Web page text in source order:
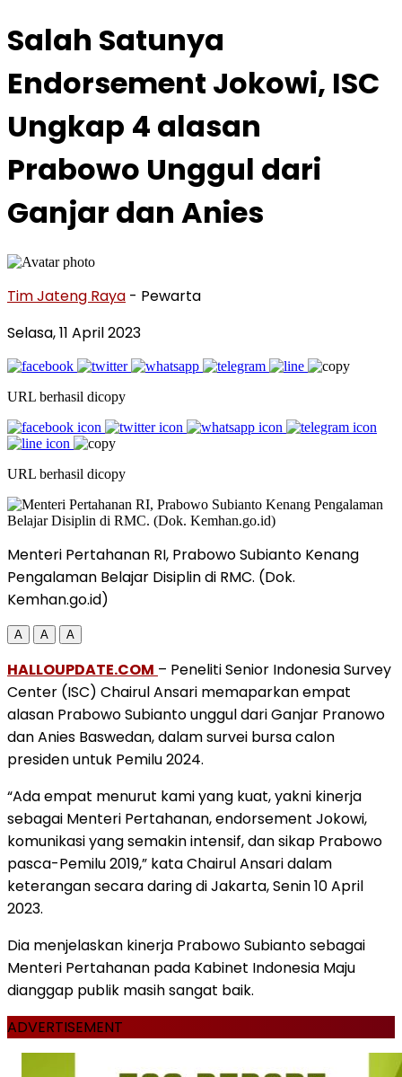
Salah Satunya
Endorsement Jokowi, ISC
Ungkap 4 alasan
Prabowo Unggul dari
Ganjar dan Anies
Tim Jateng Raya - Pewarta
Selasa, 11 April 2023
URL berhasil dicopy
URL berhasil dicopy
Menteri Pertahanan RI, Prabowo Subianto Kenang
Pengalaman Belajar Disiplin di RMC. (Dok.
Kemhan.go.id)
A A A
HALLOUPDATE.COM – Peneliti Senior Indonesia Survey
Center (ISC) Chairul Ansari memaparkan empat
alasan Prabowo Subianto unggul dari Ganjar Pranowo
dan Anies Baswedan, dalam survei bursa calon
presiden untuk Pemilu 2024.
“Ada empat menurut kami yang kuat, yakni kinerja
sebagai Menteri Pertahanan, endorsement Jokowi,
komunikasi yang semakin intensif, dan sikap Prabowo
pasca-Pemilu 2019,” kata Chairul Ansari dalam
keterangan secara daring di Jakarta, Senin 10 April
2023.
Dia menjelaskan kinerja Prabowo Subianto sebagai
Menteri Pertahanan pada Kabinet Indonesia Maju
dianggap publik masih sangat baik.
ADVERTISEMENT